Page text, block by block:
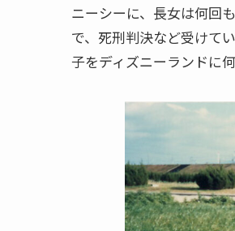
ニーシーに、長女は何回
で、死刑判決など受けて
子をディズニーランドに